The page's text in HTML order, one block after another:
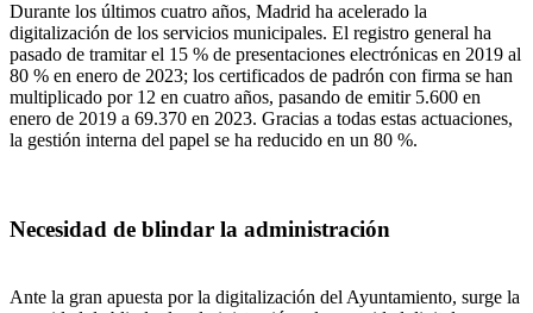
Durante los últimos cuatro años, Madrid ha acelerado la
digitalización de los servicios municipales. El registro general ha
pasado de tramitar el 15 % de presentaciones electrónicas en 2019 al
80 % en enero de 2023; los certificados de padrón con firma se han
multiplicado por 12 en cuatro años, pasando de emitir 5.600 en
enero de 2019 a 69.370 en 2023. Gracias a todas estas actuaciones,
la gestión interna del papel se ha reducido en un 80 %.
Necesidad de blindar la administración
Ante la gran apuesta por la digitalización del Ayuntamiento, surge la